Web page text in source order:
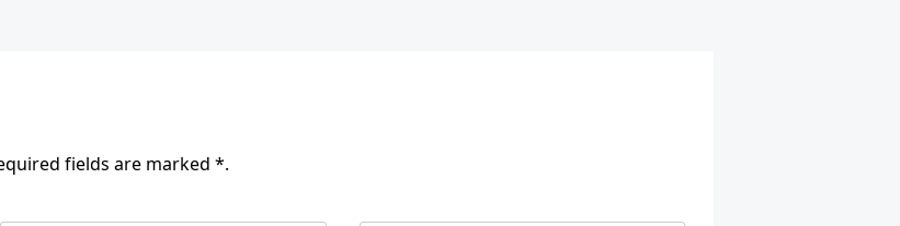
fields are marked *.